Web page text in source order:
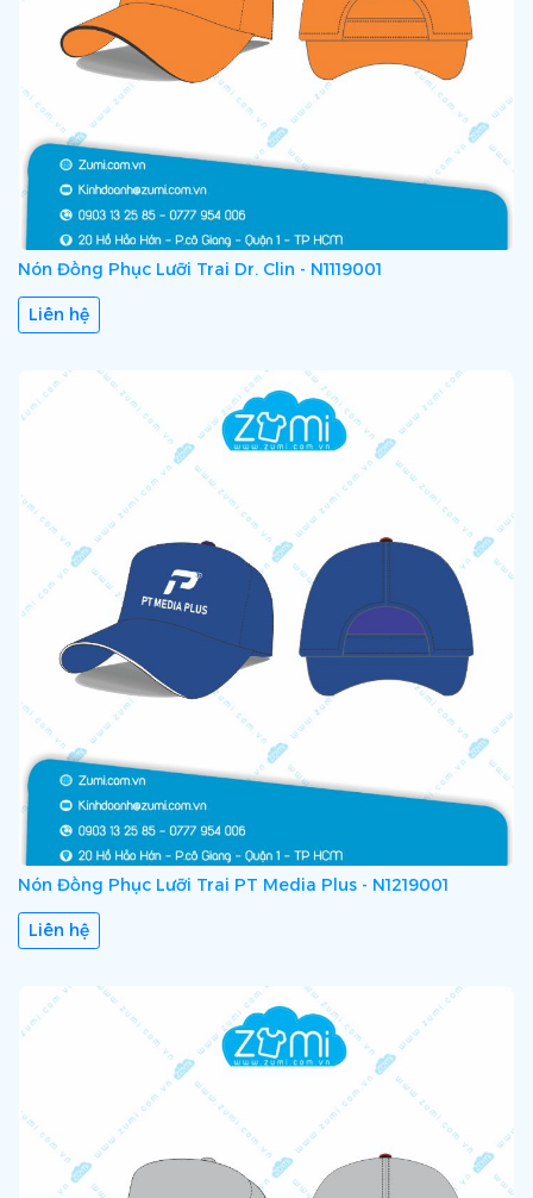
Nón Đồng Phục Lưỡi Trai Dr. Clin - N1119001
Liên hệ
Nón Đồng Phục Lưỡi Trai PT Media Plus - N1219001
Liên hệ